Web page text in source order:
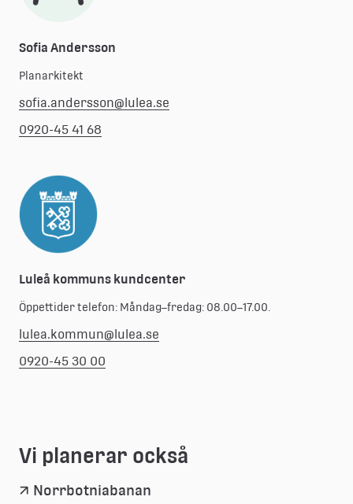
Sofia Andersson
Planarkitekt
sofia.andersson@lulea.se
0920-45 41 68
Luleå kommuns kundcenter
Öppettider telefon: Måndag–fredag: 08.00–17.00.
lulea.kommun@lulea.se
0920-45 30 00
Vi planerar också
Norrbotniabanan